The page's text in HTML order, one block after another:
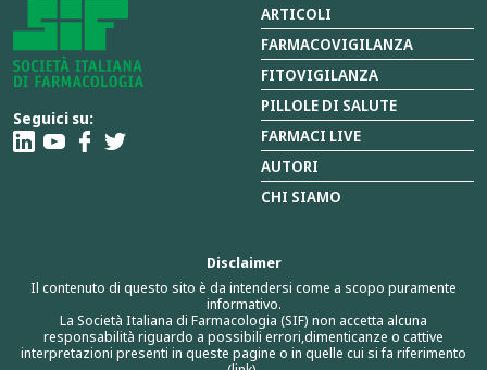
Seguici su:
Disclaimer
Il contenuto di questo sito è da intendersi come a scopo puramente
informativo.
La Società Italiana di Farmacologia (SIF) non accetta alcuna
responsabilità riguardo a possibili errori,dimenticanze o cattive
interpretazioni presenti in queste pagine o in quelle cui si fa riferimento
ARTICOLI
FARMACOVIGILANZA
FITOVIGILANZA
PILLOLE DI SALUTE
FARMACI LIVE
AUTORI
CHI SIAMO